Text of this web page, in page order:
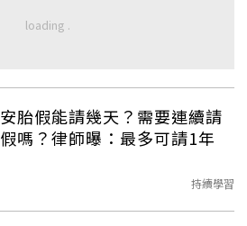
安胎假能請幾天？需要連續請
假嗎？律師曝：最多可請1年
持續學習